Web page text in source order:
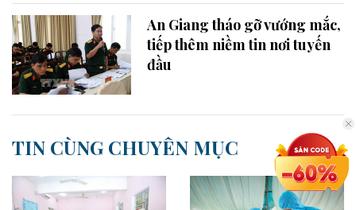
An Giang tháo gỡ vướng mắc,
tiếp thêm niềm tin nơi tuyến
đầu
TIN CÙNG CHUYÊN MỤC